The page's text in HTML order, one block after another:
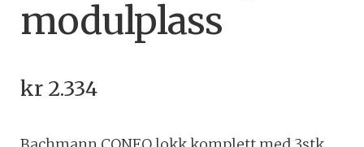
modulplass
kr2.334